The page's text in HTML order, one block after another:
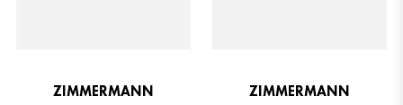
ZIMMERMANN
ZIMMERMANN